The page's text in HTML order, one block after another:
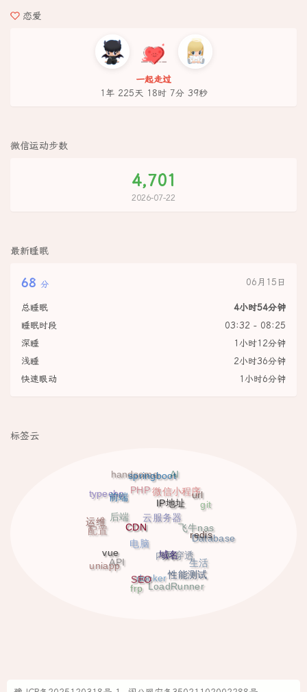
恋爱
一起走过
1年 225天 18时 7分 40秒
微信运动步数
4,701
2026-07-22
最新睡眠
68 分 06月15日
总睡眠
4小时54分钟
睡眠时段
03:32 - 08:25
深睡
1小时12分钟
浅睡
2小时36分钟
快速眼动
1小时6分钟
标签云
typecho
handsome
PHP
后端
配置
运维
前端
springboot
AI
微信小程序
云服务器
电脑
API
uniapp
vue
CDN
IP地址
url
git
飞牛nas
内网穿透
docker
frp
SEO
域名
redis
Database
生活
LoadRunner
性能测试